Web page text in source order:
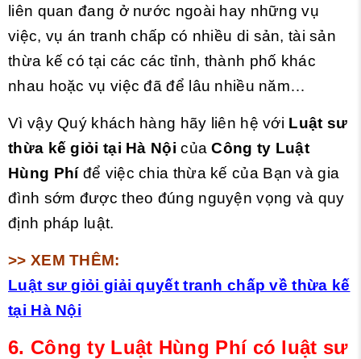
liên quan đang ở nước ngoài hay những vụ
việc, vụ án tranh chấp có nhiều di sản, tài sản
thừa kế có tại các các tỉnh, thành phố khác
nhau hoặc vụ việc đã để lâu nhiều năm…
Vì vậy Quý khách hàng hãy liên hệ với Luật sư
thừa kế giỏi tại Hà NộicủaCông ty Luật
Hùng Phíđể việc chia thừa kế của Bạn và gia
đình sớm được theo đúng nguyện vọng và quy
định pháp luật.
>> XEM THÊM:
Luật sư giỏi giải quyết tranh chấp về thừa kế
tại Hà Nội
6. Công ty Luật Hùng Phí có luật sư